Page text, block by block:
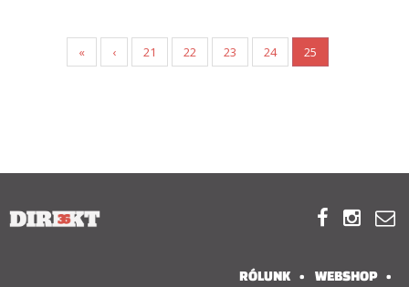
« ‹ 21 22 23 24 25
  
RÓLUNK WEBSHOP